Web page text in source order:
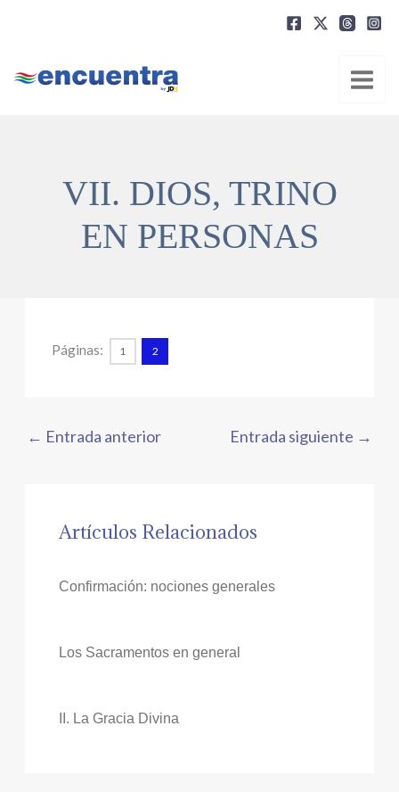
VII. DIOS, TRINO
EN PERSONAS
Páginas: 1 2
← Entrada anterior Entrada siguiente →
Artículos Relacionados
Confirmación: nociones generales
Los Sacramentos en general
II. La Gracia Divina